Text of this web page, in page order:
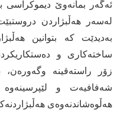
ئەگەر بمانەوێ دیموکراسی
لەسەر هەڵبژاردن
بەدیدێت کە بتوانین
ساختەکاری و
زۆر راستەقینە وگەورەن،
شەفافیەت و لێپرسینەوە
هەڵوەشاندنەوەی